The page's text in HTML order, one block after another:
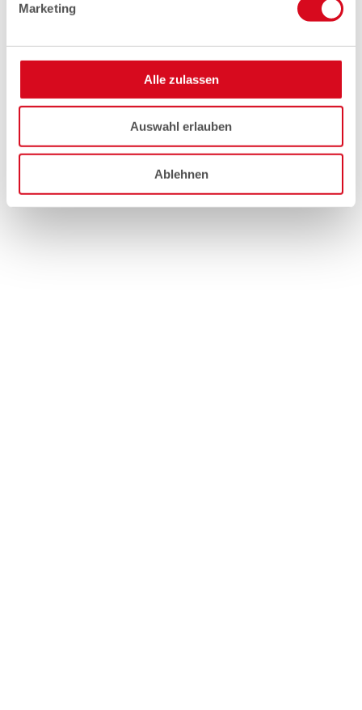
Marketing
Alle zulassen
Auswahl erlauben
Ablehnen